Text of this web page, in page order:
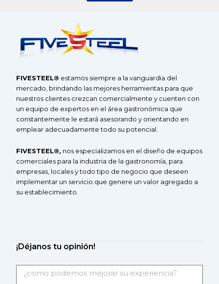
FIVESTEEL® estamos siempre a la vanguardia del
mercado, brindando las mejores herramientas para que
nuestros clientes crezcan comercialmente y cuenten con
un equipo de expertos en el área gastronómica que
constantemente le estará asesorando y orientando en
emplear adecuadamente todo su potencial.
FIVESTEEL®, nos especializamos en el diseño de equipos
comerciales para la industria de la gastronomía, para
empresas, locales y todo tipo de negocio que deseen
implementar un servicio que genere un valor agregado a
su establecimiento.
¡Déjanos tu opinión!